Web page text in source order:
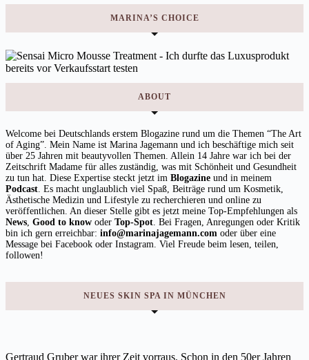
MARINA’S CHOICE
ABOUT
Welcome bei Deutschlands erstem Blogazine rund um die Themen “The Art
of Aging”. Mein Name ist Marina Jagemann und ich beschäftige mich seit
über 25 Jahren mit beautyvollen Themen. Allein 14 Jahre war ich bei der
Zeitschrift Madame für alles zuständig, was mit Schönheit und Gesundheit
zu tun hat. Diese Expertise steckt jetzt im Blogazine und in meinem
Podcast . Es macht unglaublich viel Spaß, Beiträge rund um Kosmetik,
Ästhetische Medizin und Lifestyle zu recherchieren und online zu
veröffentlichen. An dieser Stelle gibt es jetzt meine Top-Empfehlungen als
News Good to know oder Top-Spot . Bei Fragen, Anregungen oder Kritik
bin ich gern erreichbar: info@marinajagemann.com oder über eine
Message bei Facebook oder Instagram. Viel Freude beim lesen, teilen,
followen!
NEUES SKIN SPA IN MÜNCHEN
Gertraud Gruber war ihrer Zeit vorraus. Schon in den 50er Jahren